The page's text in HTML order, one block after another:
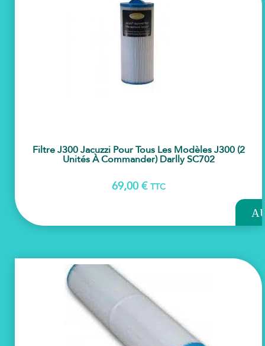
Filtre J300 Jacuzzi Pour Tous Les Modèles J300 (2
Unités À Commander) Darlly SC702
69,00 € TTC